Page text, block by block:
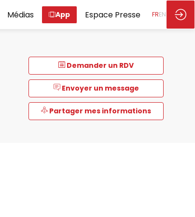
Médias App Espace Presse FREN
Demander un RDV
Envoyer un message
Partager mes informations